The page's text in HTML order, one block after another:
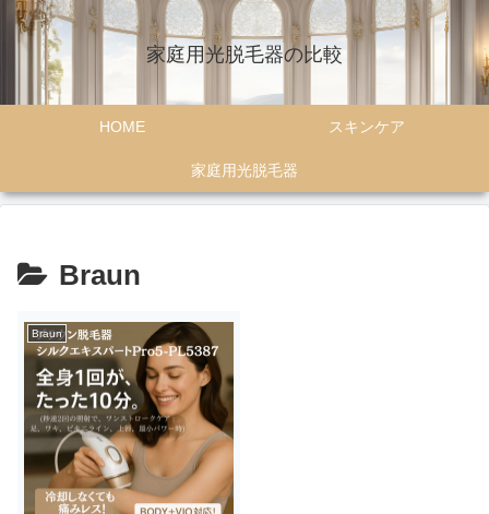
家庭用光脱毛器の比較
HOME スキンケア
家庭用光脱毛器
Braun
Braun